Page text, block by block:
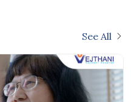
See All